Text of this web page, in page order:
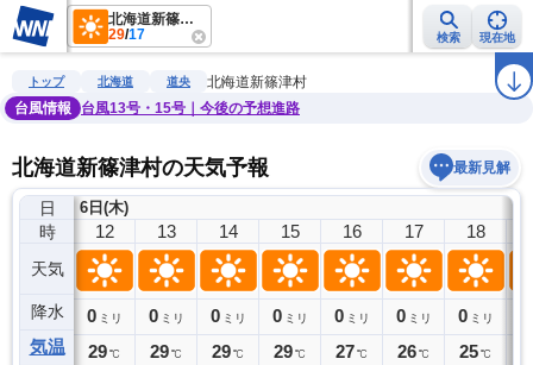
北海道新篠津村
29/17 検索 現在地
雨雲レーダー 台風情報 地震情報 ラ
トップ 北海道 道央
北海道新篠津村
台風情報
台風13号・15号｜今後の予想進路
北海道新篠津村の天気予報 最新見解
日
時
天気
降水
気温
6日(木)
11
0ミリ
28℃
12
0 ミリ
29℃
13
0 ミリ
29℃
14
0 ミリ
29℃
15
0 ミリ
29℃
16
0 ミリ
27℃
17
0 ミリ
26℃
18
0 ミリ
25℃